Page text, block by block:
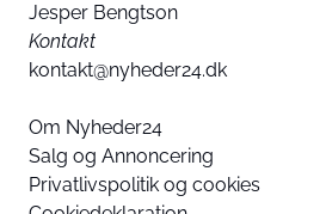
Jesper Bengtson
Kontakt
kontakt@nyheder24.dk
Om Nyheder24
Salg og Annoncering
Privatlivspolitik og cookies